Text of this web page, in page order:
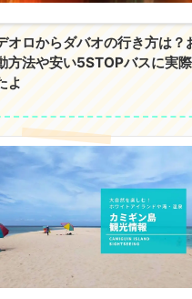
オロからダバオの行き方は？
方法や安い5STOPバスに実
よ